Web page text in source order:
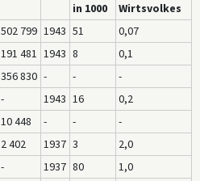
in 1000
Wirtsvolkes
502 799 1943 51
0,07
191 481 1943 8
0,1
356 830 - -
-
- 1943 16
0,2
10 448 - -
-
2 402 1937 3
2,0
- 1937 80
1,0